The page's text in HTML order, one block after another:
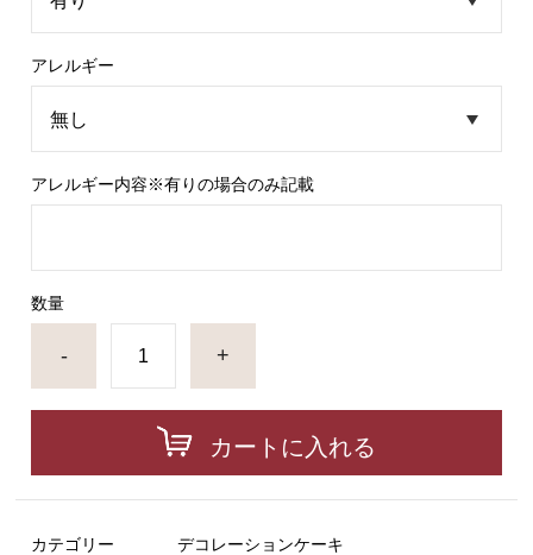
アレルギー
アレルギー内容※有りの場合のみ記載
数量
- +
カートに入れる
カテゴリー デコレーションケーキ